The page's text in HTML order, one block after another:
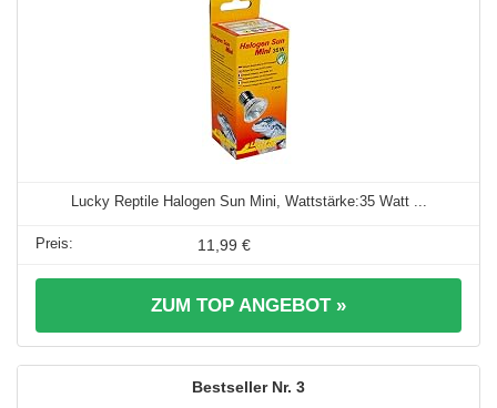
Lucky Reptile Halogen Sun Mini, Wattstärke:35 Watt ...
11,99 €
ZUM TOP ANGEBOT »
3